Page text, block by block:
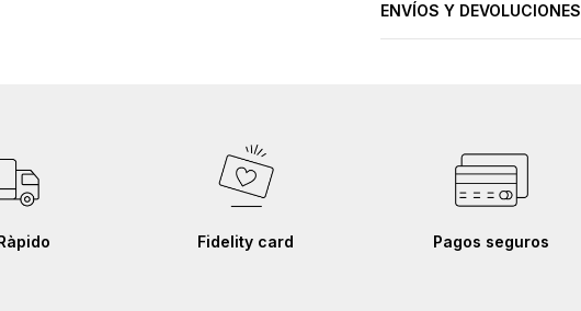
ENVÍOS Y DEVOLUCIONES
Fidelity card Pagos seguros